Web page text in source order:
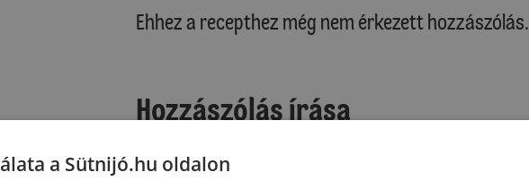
Ehhez a recepthez még nem érkezett hozzászólás.
Hozzászólás írása
Vélemény írásához, kérjük,
a Sütnijó.hu oldalon